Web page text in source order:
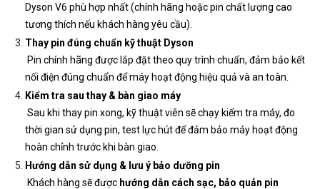
Dyson V6 phù hợp nhất (chính hãng hoặc pin chất lượng cao
tương thích nếu khách hàng yêu cầu).
Thay pin đúng chuẩn kỹ thuật Dyson
Pin chính hãng được lắp đặt theo quy trình chuẩn, đảm bảo kết
nối điện đúng chuẩn để máy hoạt động hiệu quả và an toàn.
Kiểm tra sau thay & bàn giao máy
Sau khi thay pin xong, kỹ thuật viên sẽ chạy kiểm tra máy, đo
thời gian sử dụng pin, test lực hút để đảm bảo máy hoạt động
hoàn chỉnh trước khi bàn giao.
Hướng dẫn sử dụng & lưu ý bảo dưỡng pin
Khách hàng sẽ được hướng dẫn cách sạc, bảo quản pin